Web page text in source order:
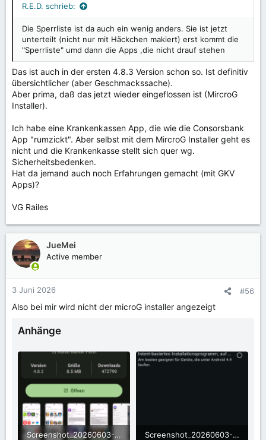
R.E.D. schrieb:
Die Sperrliste ist da auch ein wenig anders. Sie ist jetzt
unterteilt (nicht nur mit Häckchen makiert) erst kommt die
"Sperrliste" umd dann die Apps ,die nicht drauf stehen
Das ist auch in der ersten 4.8.3 Version schon so. Ist definitiv
übersichtlicher (aber Geschmackssache).
Aber prima, daß das jetzt wieder eingeflossen ist (MircroG
Installer).
Ich habe eine Krankenkassen App, die wie die Consorsbank
App "rumzickt". Aber selbst mit dem MircroG Installer geht es
nicht und die Krankenkasse stellt sich quer wg.
Sicherheitsbedenken.
Hat da jemand auch noch Erfahrungen gemacht (mit GKV
Apps)?
VG Railes
JueMei
Active member
3 Juni 2026 #56
Also bei mir wird nicht der microG installer angezeigt
Anhänge
Screenshot_20260603-182411_Droid-ify.png
Screenshot_20260603-182328_Aurora Store.png